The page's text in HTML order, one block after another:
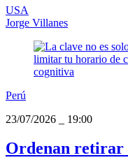
USA
Jorge Villanes
Perú
23/07/2026
19:00
Ordenan retirar